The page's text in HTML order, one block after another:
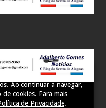
sua experiência e
Ao continuar a navegar,
cookies. Para mais
de Privacidade.